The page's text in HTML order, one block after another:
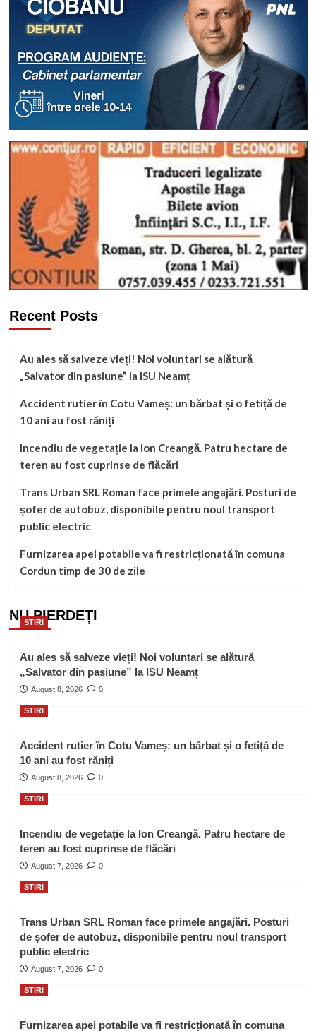
Recent Posts
Au ales să salveze vieți! Noi voluntari se alătură
„Salvator din pasiune” la ISU Neamț
Accident rutier în Cotu Vameș: un bărbat și o fetiță de
10 ani au fost răniți
Incendiu de vegetație la Ion Creangă. Patru hectare de
teren au fost cuprinse de flăcări
Trans Urban SRL Roman face primele angajări. Posturi de
șofer de autobuz, disponibile pentru noul transport
public electric
Furnizarea apei potabile va fi restricționată în comuna
Cordun timp de 30 de zile
NU PIERDEȚI
STIRI
Au ales să salveze vieți! Noi voluntari se alătură
„Salvator din pasiune” la ISU Neamț
August 8, 2026 0
STIRI
Accident rutier în Cotu Vameș: un bărbat și o fetiță de
10 ani au fost răniți
August 8, 2026 0
STIRI
Incendiu de vegetație la Ion Creangă. Patru hectare de
teren au fost cuprinse de flăcări
August 7, 2026 0
STIRI
Trans Urban SRL Roman face primele angajări. Posturi
de șofer de autobuz, disponibile pentru noul transport
public electric
August 7, 2026 0
STIRI
Furnizarea apei potabile va fi restricționată în comuna